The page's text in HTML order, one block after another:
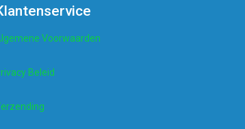
Voorwaarden
Beleid